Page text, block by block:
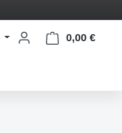
0,00 €